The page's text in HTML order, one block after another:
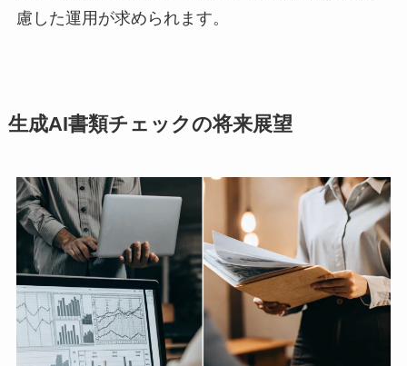
慮した運用が求められます。
生成AI書類チェックの将来展望